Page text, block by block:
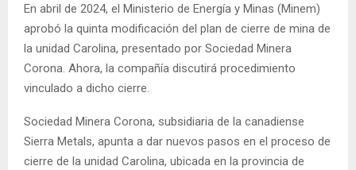
En abril de 2024, el Ministerio de Energía y Minas (Minem)
aprobó la quinta modificación del plan de cierre de mina de
la unidad Carolina, presentado por Sociedad Minera
Corona. Ahora, la compañía discutirá procedimiento
vinculado a dicho cierre.
Sociedad Minera Corona, subsidiaria de la canadiense
Sierra Metals, apunta a dar nuevos pasos en el proceso de
cierre de la unidad Carolina, ubicada en la provincia de